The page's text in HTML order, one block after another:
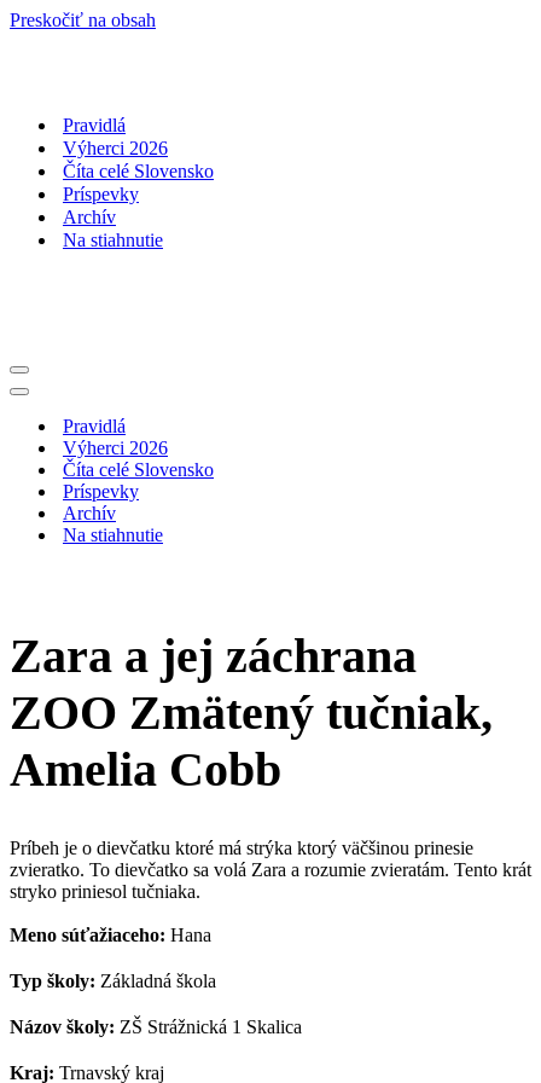
Preskočiť na obsah
Pravidlá
Výherci 2026
Číta celé Slovensko
Príspevky
Archív
Na stiahnutie
Menu
navigácie
Menu
navigáciePravidlá
Výherci 2026
Číta celé Slovensko
Príspevky
Archív
Na stiahnutie
Zara a jej záchrana
ZOO Zmätený tučniak,
Amelia Cobb
Príbeh je o dievčatku ktoré má strýka ktorý väčšinou prinesie
zvieratko. To dievčatko sa volá Zara a rozumie zvieratám. Tento krát
stryko priniesol tučniaka.
Meno súťažiaceho: Hana
Typ školy: Základná škola
Názov školy: ZŠ Strážnická 1 Skalica
Kraj: Trnavský kraj